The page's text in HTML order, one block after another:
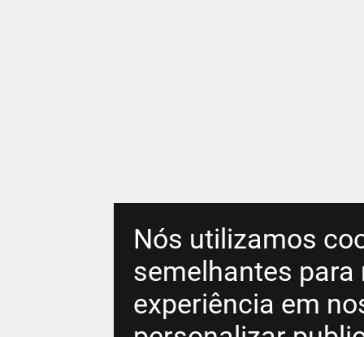
Nós utilizamos
semelhantes para
experiência em